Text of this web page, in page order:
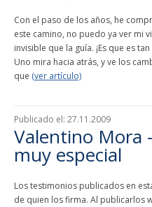
Con el paso de los años, he
este camino, no puedo ya ver mi
invisible que la guía. ¡Es que es
Uno mira hacia atrás, y ve los
que (ver artículo)
Publicado el: 27.11.2009
Valentino Mora
muy especial
Los testimonios publicados en
de quien los firma. Al publicarlos